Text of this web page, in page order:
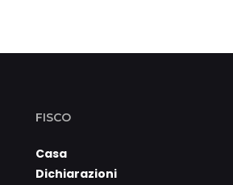
FISCO
Casa
Dichiarazioni